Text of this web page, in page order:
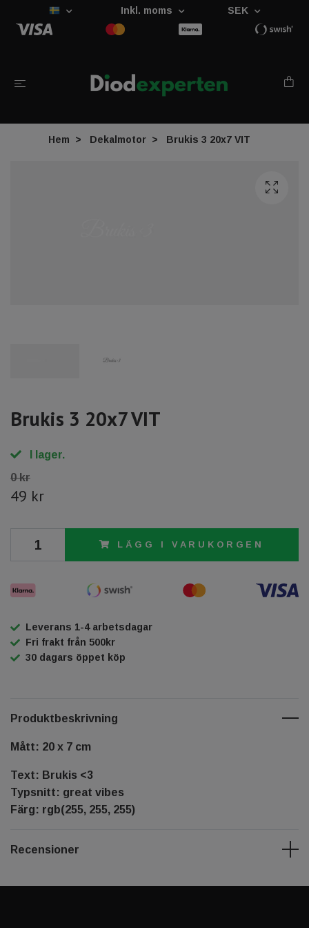
Inkl. moms SEK
Hem Dekalmotor Brukis 3 20x7 VIT
Brukis 3 20x7 VIT
I lager.
0 kr
49 kr
LÄGG I VARUKORGEN
Leverans 1-4 arbetsdagar
Fri frakt från 500kr
30 dagars öppet köp
Produktbeskrivning
Mått: 20 x 7 cm
Text: Brukis <3
Typsnitt: great vibes
Färg: rgb(255, 255, 255)
Recensioner